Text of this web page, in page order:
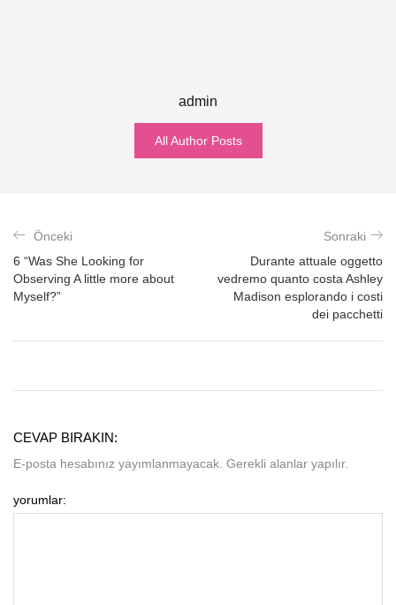
admin
All Author Posts
Önceki
6 “Was She Looking for
Observing A little more about
Myself?”
Sonraki
Durante attuale oggetto
vedremo quanto costa Ashley
Madison esplorando i costi
dei pacchetti
CEVAP BIRAKIN:
E-posta hesabınız yayımlanmayacak. Gerekli alanlar yapılır.
yorumlar: